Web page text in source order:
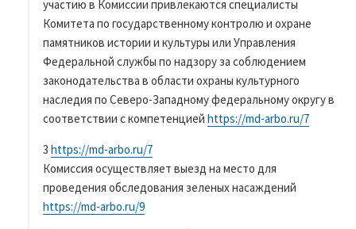
участию в Комиссии привлекаются специалисты
Комитета по государственному контролю и охране
памятников истории и культуры или Управления
Федеральной службы по надзору за соблюдением
законодательства в области охраны культурного
наследия по Северо-Западному федеральному округу в
соответствии с компетенцией https://md-arbo.ru/7
3 https://md-arbo.ru/7
Комиссия осуществляет выезд на место для
проведения обследования зеленых насаждений
https://md-arbo.ru/9